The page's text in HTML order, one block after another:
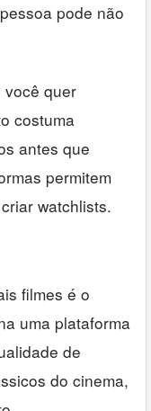
pode não
você quer
costuma
antes que
permitem
watchlists.
filmes é o
uma plataforma
de
do cinema,